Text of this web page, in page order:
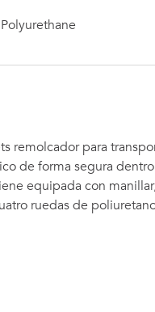
Polyurethane
remolcador para
de forma segura
equipada con
ruedas de